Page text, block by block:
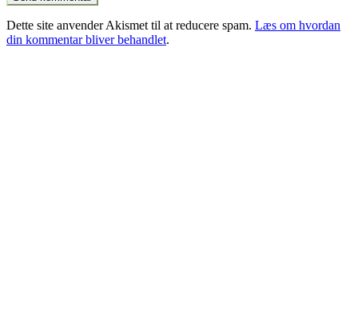
Dette site anvender Akismet til at reducere spam. Læs om hvordan
din kommentar bliver behandlet.